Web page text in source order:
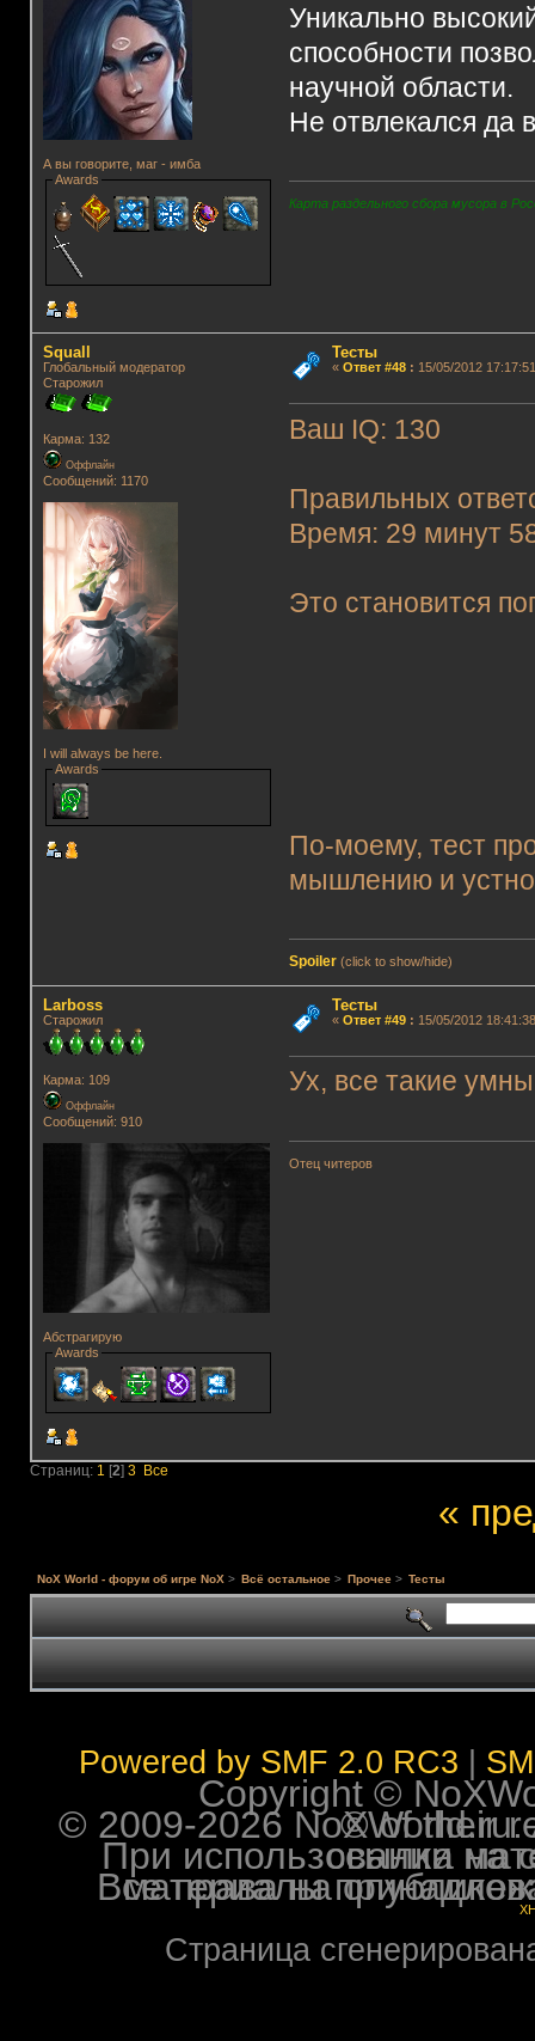
А вы говорите, маг - имба
Awards
Уникально
способности
научной области.
Не отвлекался да
Карта раздельного сбора мусора в
Squall
Глобальный модератор
Старожил
Карма: 132
Оффлайн
Сообщений: 1170
I will always be here.
Awards
Тесты
« Ответ #48: 15/05/2012
Ваш IQ: 130
Правильных
Время: 29 минут
Это становится
По-моему, тест
мышлению и
Spoiler (click to show/hide)
Lаrboss
Старожил
Карма: 109
Оффлайн
Сообщений: 910
Абстрагирую
Awards
Тесты
« Ответ #49: 15/05/2012
Ух, все такие
Отец читеров
Страниц: 1 [2] 3 Все
«
NoX World - форум об игре NoX > Всё остальное > Прочее > Тесты
Powered by SMF 2.0 RC3
Copyright ©
© 2009-2026 NoXWorld.ru. All
При использовании
Все права на опубликованные на форуме
Страница